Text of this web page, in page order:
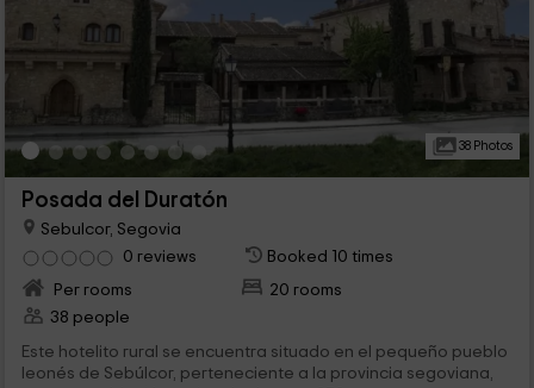
38 Photos
Posada del Duratón
Sebulcor, Segovia
0 reviews
Booked 10 times
Per rooms
20 rooms
38 people
Este hotelito rural se encuentra situado en el pequeño pueblo
leonés de Sebúlcor, perteneciente a la provincia segoviana,